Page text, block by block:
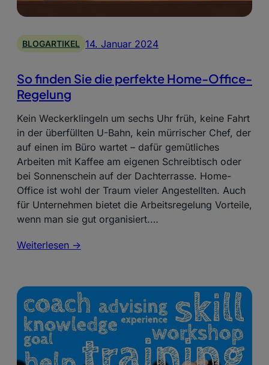
BLOGARTIKEL 14. Januar 2024
So finden Sie die perfekte Home-Office-
Regelung
Kein Weckerklingeln um sechs Uhr früh, keine Fahrt
in der überfüllten U-Bahn, kein mürrischer Chef, der
auf einen im Büro wartet – dafür gemütliches
Arbeiten mit Kaffee am eigenen Schreibtisch oder
bei Sonnenschein auf der Dachterrasse. Home-
Office ist wohl der Traum vieler Angestellten. Auch
für Unternehmen bietet die Arbeitsregelung Vorteile,
wenn man sie gut organisiert.…
Weiterlesen ->